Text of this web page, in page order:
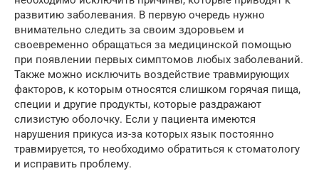
развитию заболевания. В первую очередь нужно
внимательно следить за своим здоровьем и
своевременно обращаться за медицинской помощью
при появлении первых симптомов любых заболеваний.
Также можно исключить воздействие травмирующих
факторов, к которым относятся слишком горячая пища,
специи и другие продукты, которые раздражают
слизистую оболочку. Если у пациента имеются
нарушения прикуса из-за которых язык постоянно
травмируется, то необходимо обратиться к стоматологу
и исправить проблему.